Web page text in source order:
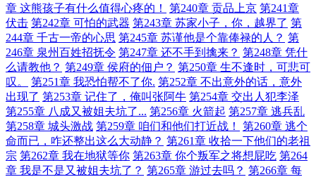
章 这熊孩子有什么值得心疼的！
第240章 贡品上京 第241章
伏击 第242章 可怕的武器 第243章 苏家小子，你，越界了 第
244章 千古一帝的心思 第245章 苏谨他是个靠俸禄的人？ 第
246章 泉州百姓招抚令 第247章 还不手到擒来？ 第248章 凭什
么请教他？ 第249章 侯府的佃户？ 第250章 生不逢时，可悲可
叹。
第251章 我恐怕帮不了你. 第252章 不出意外的话，意外
出现了 第253章 记住了，俺叫张阿牛 第254章 交出人犯李泽
第255章 八成又被姐夫坑了... 第256章 火箭起 第257章 逃兵乱
第258章 城头激战 第259章 咱们和他们打近战！
第260章 逃个
命而已，咋还整出这么大动静？ 第261章 收拾一下他们的老祖
宗 第262章 我在地狱等你 第263章 你个叛军之将想屁吃 第264
章 我是不是又被姐夫坑了？ 第265章 游过去吗？ 第266章 每